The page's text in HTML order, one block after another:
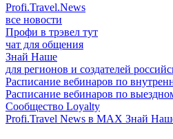
Profi.Travel.News
все новости
Профи в трэвел тут
чат для общения
Знай Наше
для регионов и создателей
Расписание вебинаров по
Расписание вебинаров по
Сообщество Loyalty
Profi.Travel News в MAX Знай